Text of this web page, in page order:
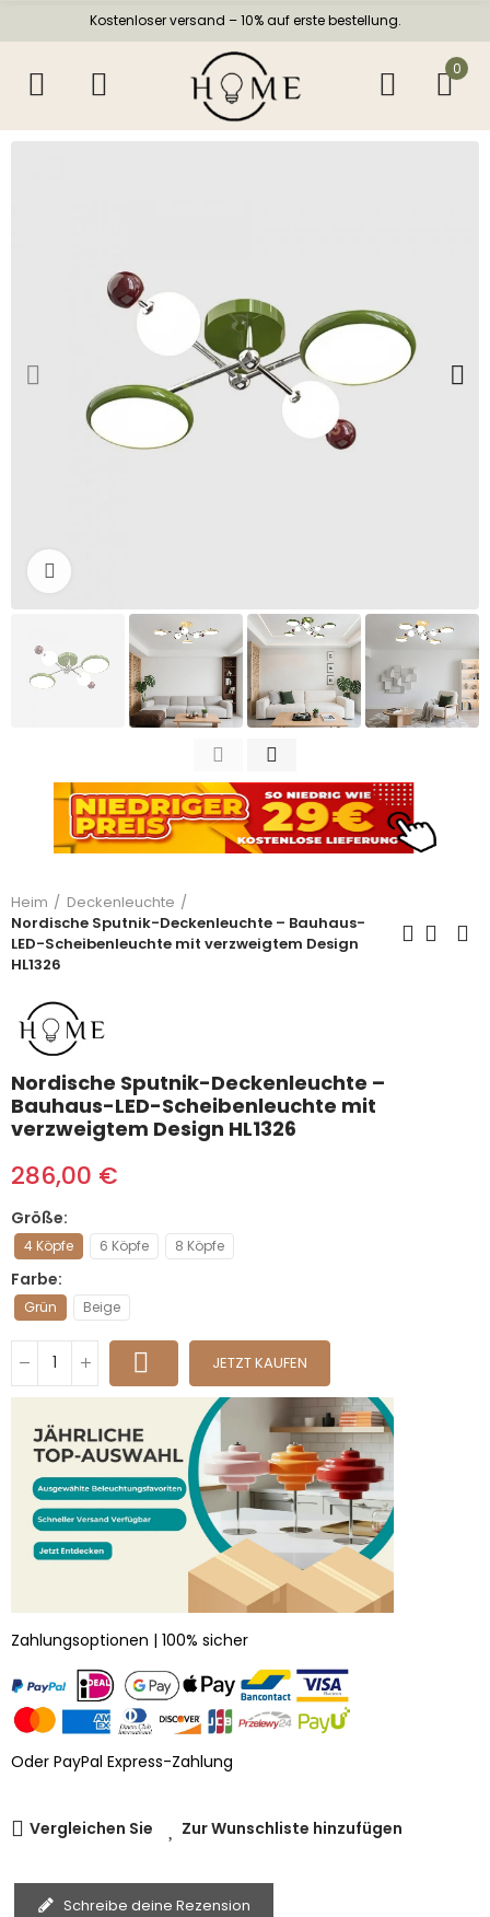
Kostenloser versand – 10% auf erste bestellung.
0
Heim
Deckenleuchte
Nordische Sputnik-Deckenleuchte – Bauhaus-
LED-Scheibenleuchte mit verzweigtem Design
HL1326
Nordische Sputnik-Deckenleuchte –
Bauhaus-LED-Scheibenleuchte mit
verzweigtem Design HL1326
286,00 €
Größe
4 Köpfe 6 Köpfe 8 Köpfe
Farbe
Grün Beige
JETZT KAUFEN
Zahlungsoptionen | 100% sicher
Oder PayPal Express-Zahlung
Vergleichen Sie Zur Wunschliste hinzufügen
Schreibe deine Rezension